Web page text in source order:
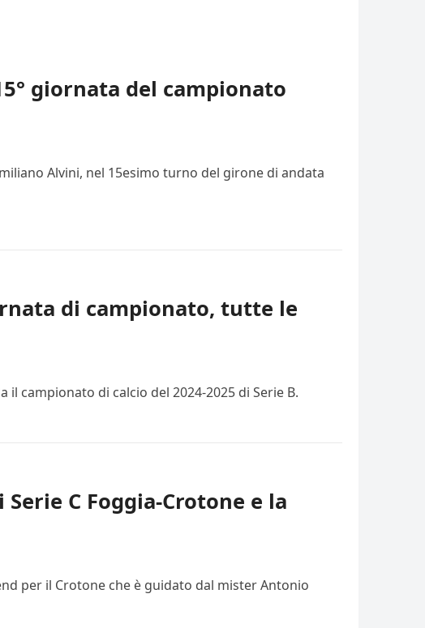
giornata del campionato
Alvini, nel 15esimo turno del girone di andata
di campionato, tutte le
campionato di calcio del 2024-2025 di Serie B.
C Foggia-Crotone e la
per il Crotone che è guidato dal mister Antonio